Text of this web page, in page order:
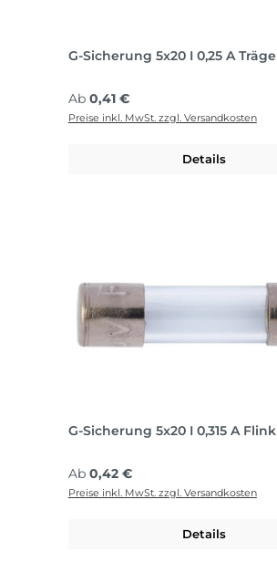
G-Sicherung 5x20 I 0,25 A Träge
Regulärer Preis:
Ab 0,41 €
Preise inkl. MwSt. zzgl. Versandkosten
Details
G-Sicherung 5x20 I 0,315 A Flink
Regulärer Preis:
Ab 0,42 €
Preise inkl. MwSt. zzgl. Versandkosten
Details